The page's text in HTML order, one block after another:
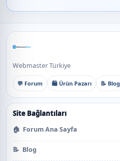
Webmaster Türkiye
💬 Forum 🛍️ Ürün Pazarı 📝 Blog
Site Bağlantıları
🏠 Forum Ana Sayfa
📝 Blog